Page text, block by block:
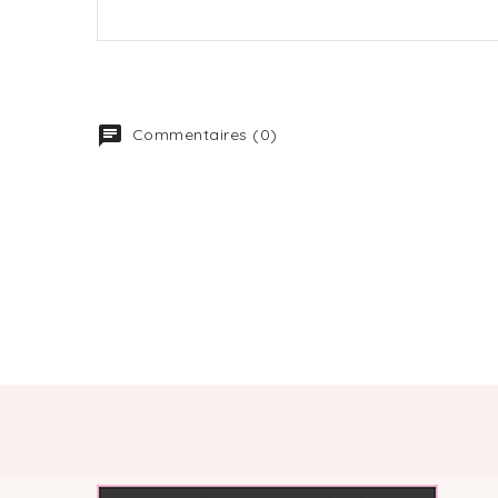
Commentaires (0)